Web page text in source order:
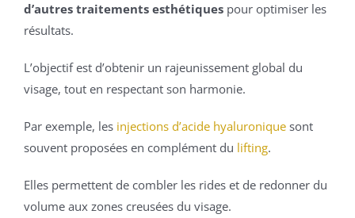
d’autres traitements esthétiques pour optimiser les
résultats.
L’objectif est d’obtenir un rajeunissement global du
visage, tout en respectant son harmonie.
Par exemple, les injections d’acide hyaluronique sont
souvent proposées en complément du lifting.
Elles permettent de combler les rides et de redonner du
volume aux zones creusées du visage.